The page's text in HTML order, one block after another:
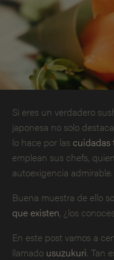
Si eres un verdadero
japonesa no solo
lo hace por las cuidadas
emplean sus chefs,
autoexigencia admirable.
Buena muestra de ello
que existen, ¿los
En este post vamos a
llamado usuzukuri. Tan